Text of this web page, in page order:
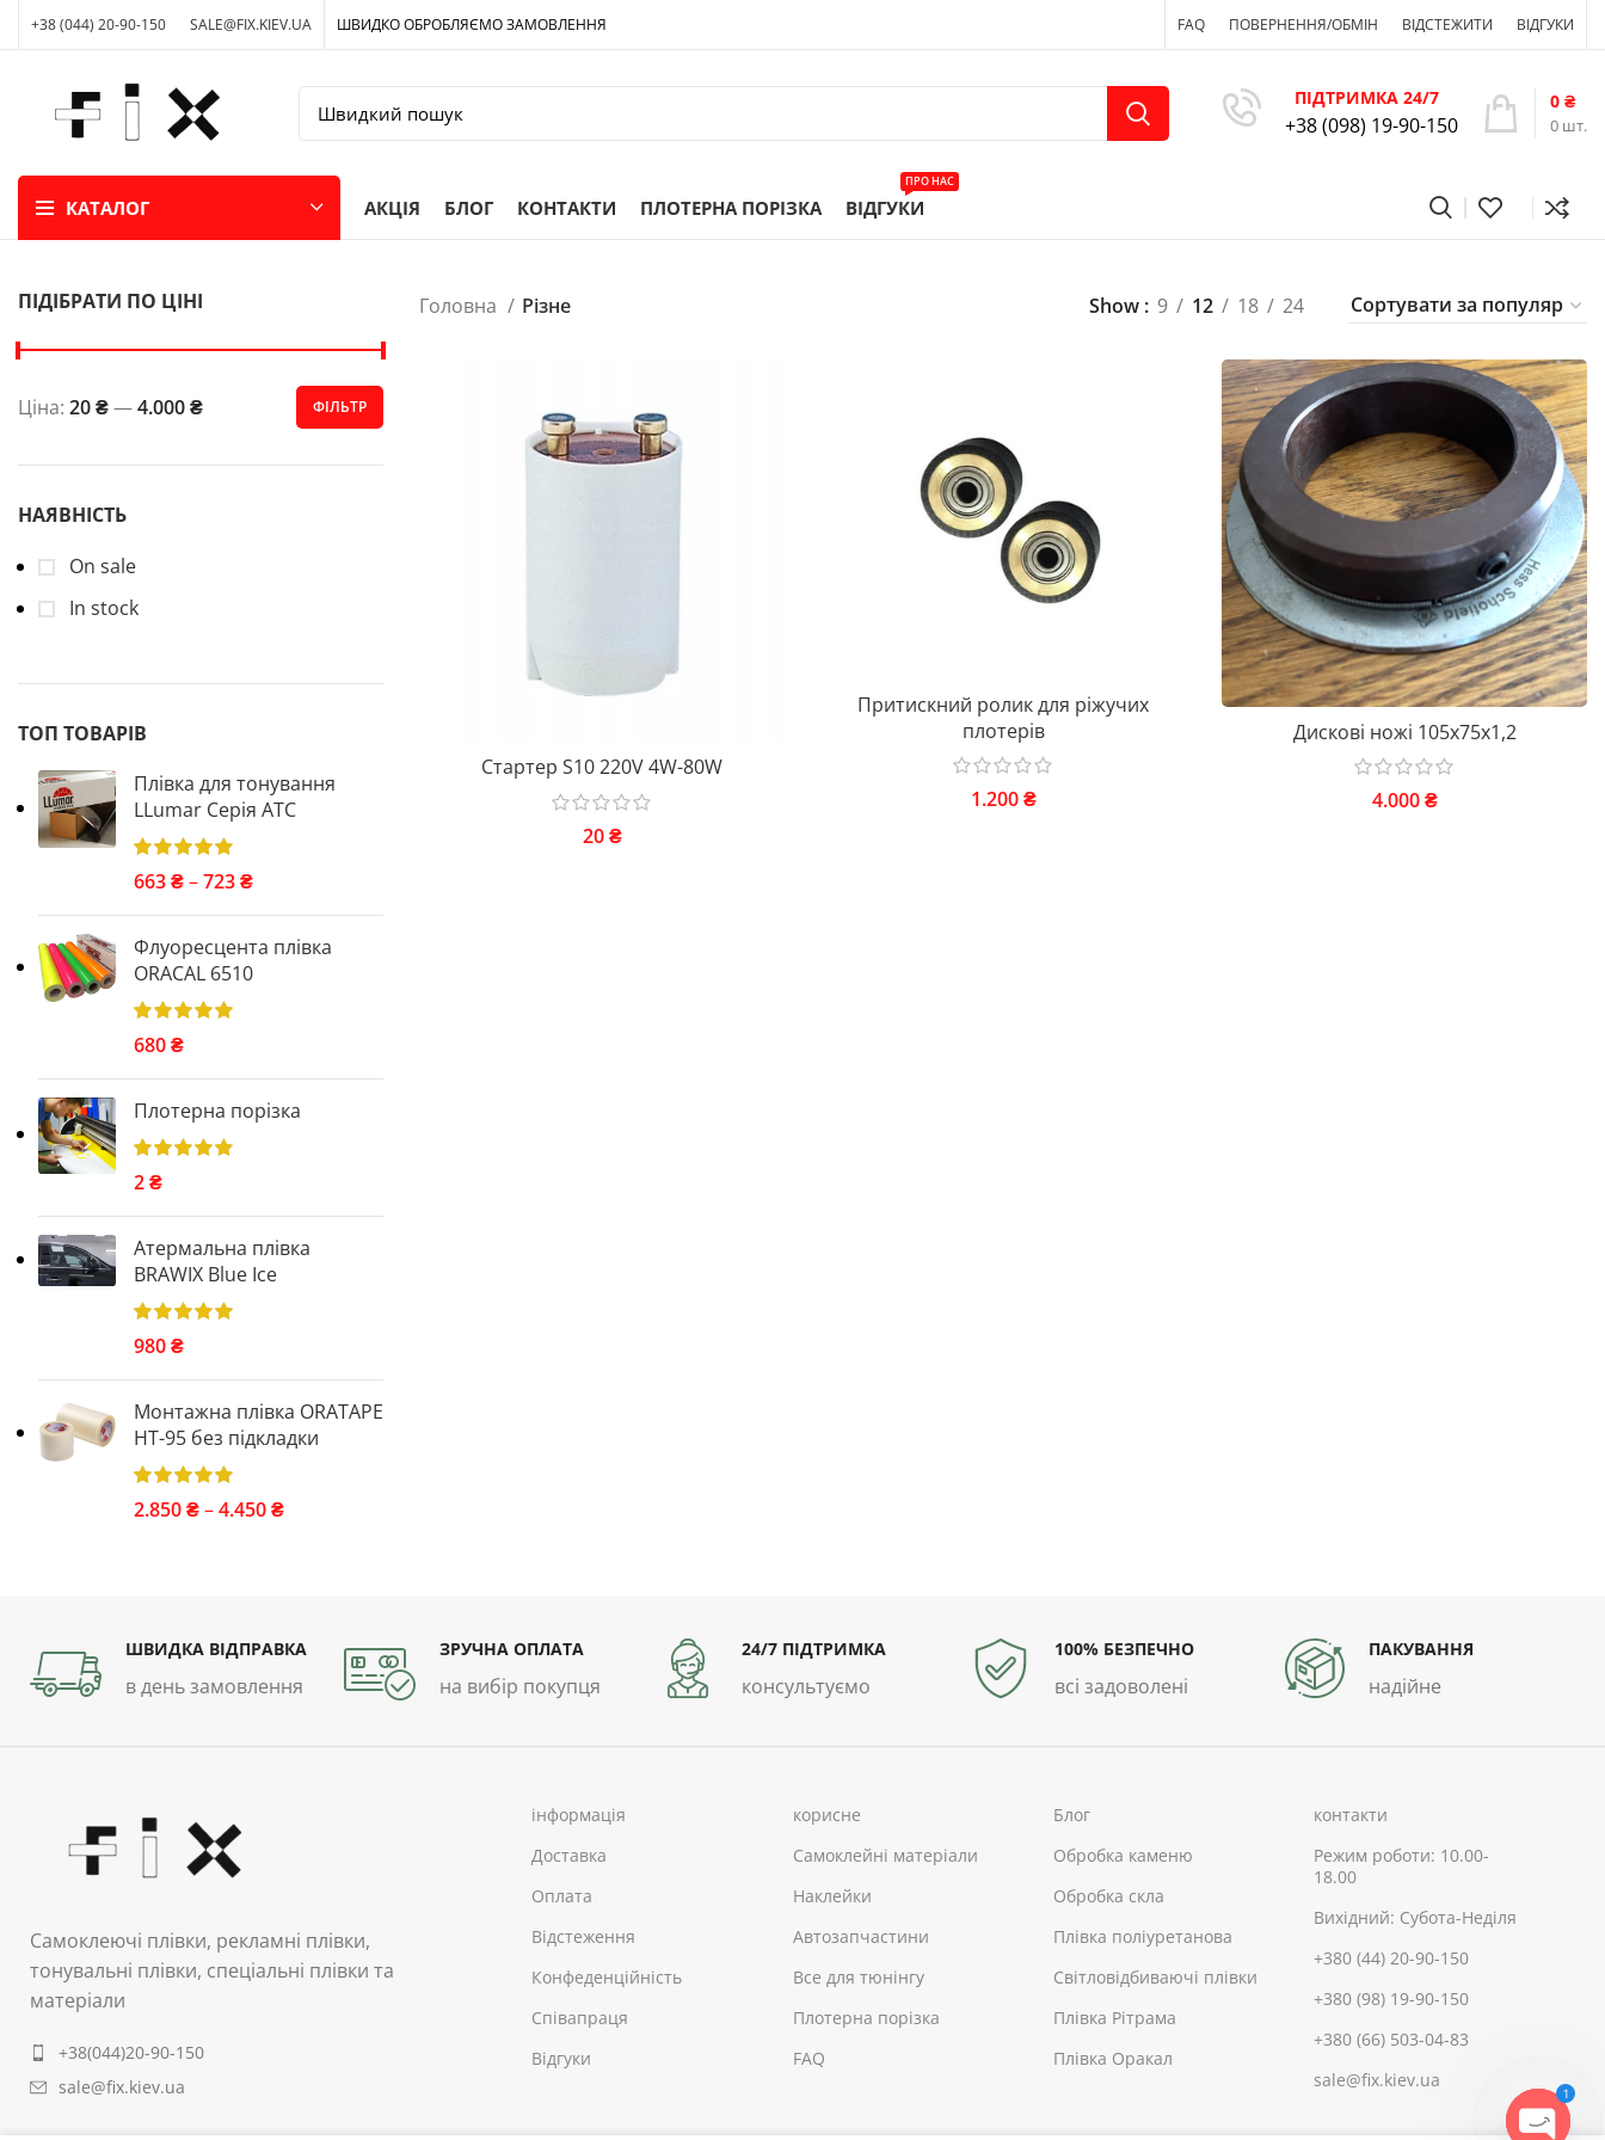
+38 (044) 20-90-150 SALE@FIX.KIEV.UA ШВИДКО ОБРОБЛЯЄМО ЗАМОВЛЕННЯ FAQ ПОВЕРНЕННЯ/ОБМІН ВІДСТЕЖИТИ ВІДГУКИ
ПІДТРИМКА 24/7
+38 (098) 19-90-150 0 шт.
0 ₴
КАТАЛОГ АКЦІЯ БЛОГ КОНТАКТИ ПЛОТЕРНА ПОРІЗКА ВІДГУКИ
ПРО НАС
ПІДІБРАТИ ПО ЦІНІ
ФІЛЬТР
Ціна: 20 ₴—4.000 ₴
НАЯВНІСТЬ
On sale
In stock
ТОП ТОВАРІВ
Плівка для тонування
LLumar Серія ATC
663₴–723₴
Флуоресцента плівка
ORACAL 6510
680₴
Плотерна порізка
2₴
Атермальна плівка
BRAWIX Blue Ice
980₴
Монтажна плівка ORATAPE
НТ-95 без підкладки
2.850₴–4.450₴
Головна Різне Show 9 12 18 24
Стартер S10 220V 4W-80W
20₴
Притискний ролик для ріжучих
плотерів
1.200₴
Дискові ножі 105x75x1,2
4.000₴
ШВИДКА ВІДПРАВКА
в день замовлення
ЗРУЧНА ОПЛАТА
на вибір покупця
24/7 ПІДТРИМКА
консультуємо
100% БЕЗПЕЧНО
всі задоволені
ПАКУВАННЯ
надійне
Самоклеючі плівки, рекламні плівки,
тонувальні плівки, спеціальні плівки та
матеріали
+38(044)20-90-150
sale@fix.kiev.ua
інформація
Доставка
Оплата
Відстеження
Конфеденційність
Співапраця
Відгуки
корисне
Самоклейні матеріали
Наклейки
Автозапчастини
Все для тюнінгу
Плотерна порізка
FAQ
Блог
Обробка каменю
Обробка скла
Плівка поліуретанова
Світловідбиваючі плівки
Плівка Рітрама
Плівка Оракал
контакти
Режим роботи: 10.00-
18.00
Вихідний: Субота-Неділя
+380 (44) 20-90-150
+380 (98) 19-90-150
+380 (66) 503-04-83
sale@fix.kiev.ua
1